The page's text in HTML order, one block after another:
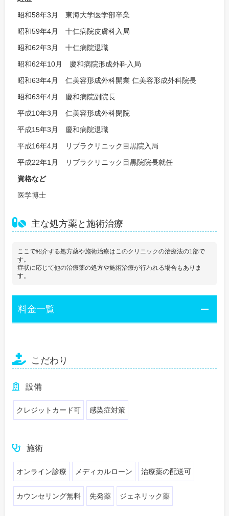
昭和58年3月 東海大学医学部卒業
昭和59年4月 十仁病院皮膚科入局
昭和62年3月 十仁病院退職
昭和62年10月 慶和病院形成外科入局
昭和63年4月 仁美容形成外科開業 仁美容形成外科院長
昭和63年4月 慶和病院副院長
平成10年3月 仁美容形成外科閉院
平成15年3月 慶和病院退職
平成16年4月 リブラクリニック目黒院入局
平成22年1月 リブラクリニック目黒院院長就任
資格など
医学博士
主な処方薬と施術治療
ここで紹介する処方薬や施術治療はこのクリニックの治療法の1部で
す。
症状に応じて他の治療薬の処方や施術治療が行われる場合もありま
す。
料金一覧
こだわり
設備
クレジットカード可 感染症対策
施術
オンライン診療 メディカルローン 治療薬の配送可
カウンセリング無料 先発薬 ジェネリック薬